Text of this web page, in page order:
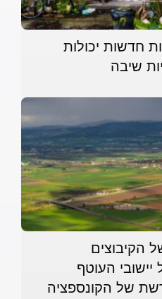
חדשות יכולות
שיבה
הקיבוצים
העוטף
של הקונספציה